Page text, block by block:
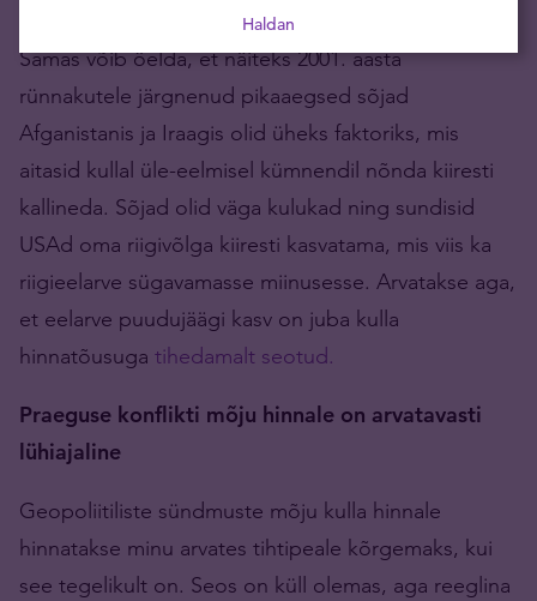
Samas võib öelda, et näiteks 2001. aasta
rünnakutele järgnenud pikaaegsed sõjad
Afganistanis ja Iraagis olid üheks faktoriks, mis
aitasid kullal üle-eelmisel kümnendil nõnda kiiresti
kallineda. Sõjad olid väga kulukad ning sundisid
USAd oma riigivõlga kiiresti kasvatama, mis viis ka
riigieelarve sügavamasse miinusesse. Arvatakse aga,
et eelarve puudujäägi kasv on juba kulla
hinnatõusuga tihedamalt seotud.
Praeguse konflikti mõju hinnale on arvatavasti
lühiajaline
Geopoliitiliste sündmuste mõju kulla hinnale
hinnatakse minu arvates tihtipeale kõrgemaks, kui
see tegelikult on. Seos on küll olemas, aga reeglina
Haldan